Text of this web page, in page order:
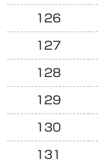
126
127
128
129
130
131